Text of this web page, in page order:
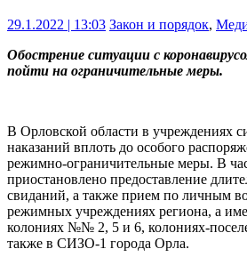
29.1.2022 | 13:03 Закон и порядок,
Обострение ситуации с
пойти на ограничительные меры.
В Орловской области в учреждениях
наказаний вплоть до особого
режимно-ограничительные меры. В
приостановлено предоставление
свиданий, а также прием по личным
режимных учреждениях региона, а
колониях №№ 2, 5 и 6, колониях-
также в СИЗО-1 города Орла.